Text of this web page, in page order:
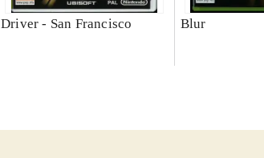
Driver - San Francisco Blur